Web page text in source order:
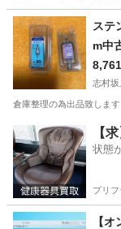
東京 葛飾区 京
ス
m中
志村坂
倉庫整理の為出品致します
東京 板橋区 志
【
状態
プリフ
【